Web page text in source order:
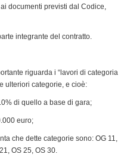
documenti previsti dal Codice,
integrante del contratto.
riguarda i “lavori di categoria
ulteriori categorie, e cioè:
di quello a base di gara;
euro;
che dette categorie sono: OG 11,
OS 25, OS 30.